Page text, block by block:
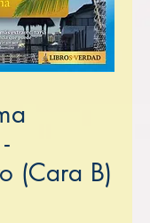
(Cara B)